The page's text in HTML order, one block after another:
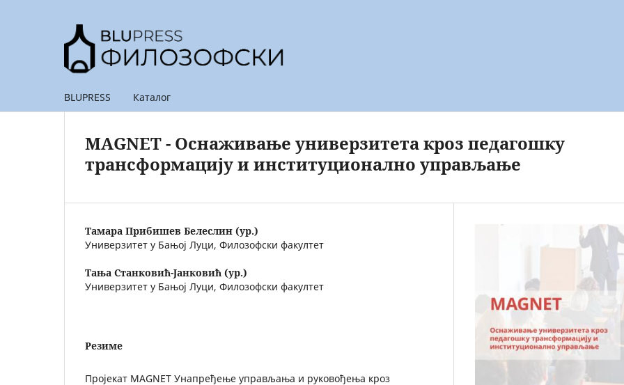
BLUPRESS Каталог
MAGNET - Оснаживање универзитета кроз педагошку
трансформацију и институционално управљање
Тамара Прибишев Белеслин (ур.)
Универзитет у Бањој Луци, Филозофски факултет
Тања Станковић-Јанковић (ур.)
Универзитет у Бањој Луци, Филозофски факултет
Резиме
Пројекат MAGNET Унапређење управљања и руковођења кроз